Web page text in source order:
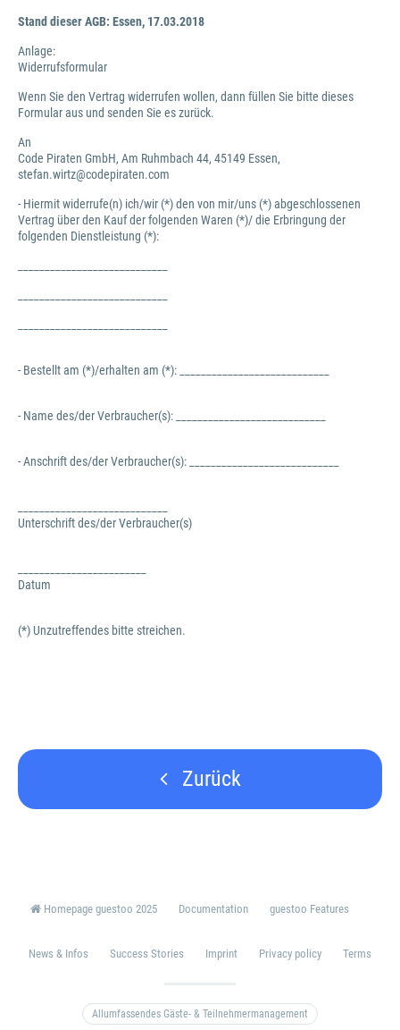
Stand dieser AGB: Essen, 17.03.2018
Anlage:
Widerrufsformular
Wenn Sie den Vertrag widerrufen wollen, dann füllen Sie bitte dieses
Formular aus und senden Sie es zurück.
An
Code Piraten GmbH, Am Ruhmbach 44, 45149 Essen,
stefan.wirtz@codepiraten.com
- Hiermit widerrufe(n) ich/wir (*) den von mir/uns (*) abgeschlossenen
Vertrag über den Kauf der folgenden Waren (*)/ die Erbringung der
folgenden Dienstleistung (*):
- Bestellt am (*)/erhalten am (*): ____________________________
- Name des/der Verbraucher(s): ____________________________
- Anschrift des/der Verbraucher(s): ____________________________
Unterschrift des/der Verbraucher(s)
Datum
(*) Unzutreffendes bitte streichen.
Zurück
Homepage guestoo 2025 Documentation guestoo Features
News & Infos Success Stories Imprint Privacy policy Terms
Allumfassendes Gäste- & Teilnehmermanagement